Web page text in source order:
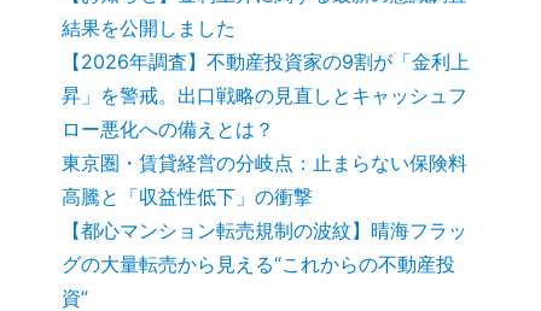
結果を公開しました
【2026年調査】不動産投資家の9割が「金利上
昇」を警戒。出口戦略の見直しとキャッシュフ
ロー悪化への備えとは？
東京圏・賃貸経営の分岐点：止まらない保険料
高騰と「収益性低下」の衝撃
【都心マンション転売規制の波紋】晴海フラッ
グの大量転売から見える“これからの不動産投
資”